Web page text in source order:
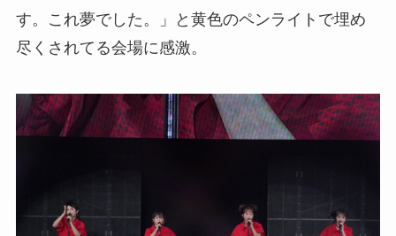
す。これ夢でした。」と黄色のペンライトで埋め
尽くされてる会場に感激。